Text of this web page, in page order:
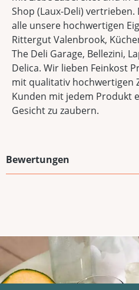
Shop (Laux-Deli)
alle unsere hochwertigen
Rittergut Valenbrook,
The Deli Garage, Bellezini,
Delica. Wir lieben Feinkost
mit qualitativ hochwertigen
Kunden mit jedem Produkt
Gesicht zu zaubern.
Bewertungen